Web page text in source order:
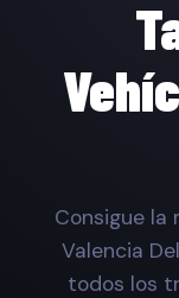
Consigue la
Valencia
todos los